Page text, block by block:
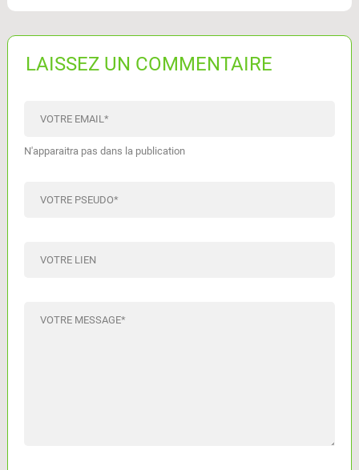
LAISSEZ UN COMMENTAIRE
VOTRE EMAIL *
N'apparaitra pas dans la publication
VOTRE PSEUDO*
VOTRE LIEN
VOTRE MESSAGE*